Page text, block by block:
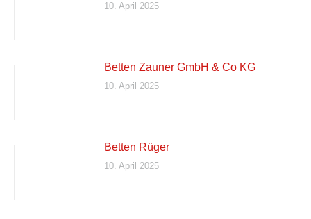
10. April 2025
Betten Zauner GmbH & Co KG
10. April 2025
Betten Rüger
10. April 2025